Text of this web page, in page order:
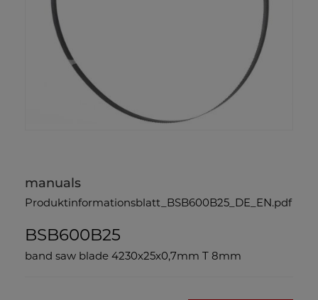
manuals
Produktinformationsblatt_BSB600B25_DE_EN.pdf
BSB600B25
band saw blade 4230x25x0,7mm T 8mm